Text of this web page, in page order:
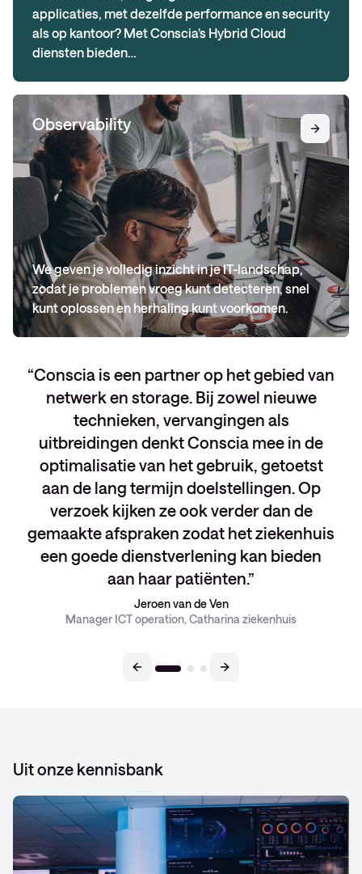
applicaties, met dezelfde performance en security
als op kantoor? Met Conscia’s Hybrid Cloud
diensten bieden…
Observability
We geven je volledig inzicht in je IT-landschap,
zodat je problemen vroeg kunt detecteren, snel
kunt oplossen en herhaling kunt voorkomen.
Conscia is een partner op het gebied van
netwerk en storage. Bij zowel nieuwe
technieken, vervangingen als
uitbreidingen denkt Conscia mee in de
optimalisatie van het gebruik, getoetst
aan de lang termijn doelstellingen. Op
verzoek kijken ze ook verder dan de
gemaakte afspraken zodat het ziekenhuis
een goede dienstverlening kan bieden
aan haar patiënten.
Jeroen van de Ven
Manager ICT operation, Catharina ziekenhuis
Uit onze kennisbank